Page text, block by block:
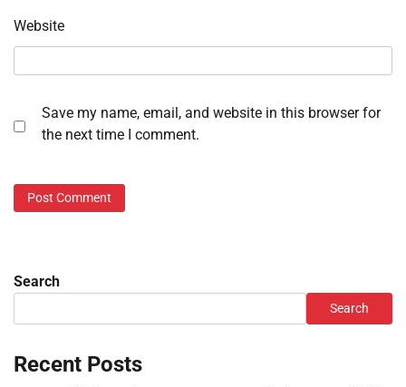
Website
Save my name, email, and website in this browser for
the next time I comment.
Search
Search
Recent Posts